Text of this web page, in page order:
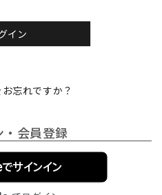
イン
忘れですか？
会員登録
サインイン